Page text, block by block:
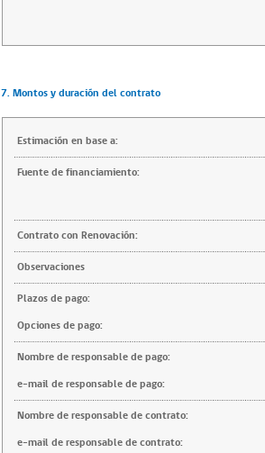
7. Montos y duración del contrato
Estimación en base a:
Fuente de financiamiento:
Contrato con Renovación:
Observaciones
Plazos de pago:
Opciones de pago:
Nombre de responsable de pago:
e-mail de responsable de pago:
Nombre de responsable de contrato:
e-mail de responsable de contrato: